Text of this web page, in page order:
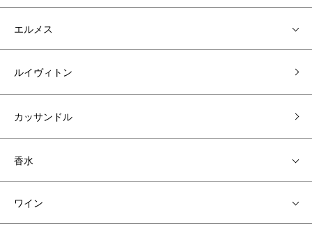
エルメス
ルイヴィトン
カッサンドル
香水
ワイン